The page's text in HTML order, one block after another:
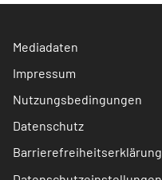
Mediadaten
Impressum
Nutzungsbedingungen
Datenschutz
Barrierefreiheitserklärung